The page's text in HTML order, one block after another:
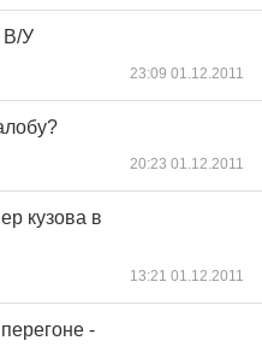
В/У
23:09 01.12.2011
20:23 01.12.2011
кузова в
13:21 01.12.2011
-